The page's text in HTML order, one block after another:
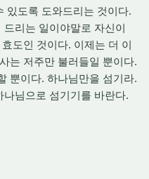
있도록 도와드리는 것이다.
리는 일이야말로 자신이
도인 것이다. 이제는 더 이
는 저주만 불러들일 뿐이다.
뿐이다. 하나님만을 섬기라.
님으로 섬기기를 바란다.